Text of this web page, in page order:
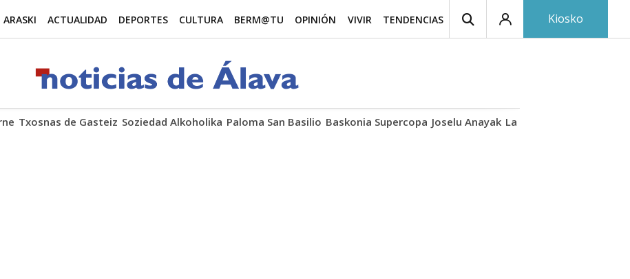
Txosnas de Gasteiz Soziedad Alkoholika Paloma San Basilio Baskonia Supercopa Joselu Anayak La Polaka
ARASKI ACTUALIDAD DEPORTES CULTURA BERM@TU OPINIÓN VIVIR TENDENCIAS Kiosko